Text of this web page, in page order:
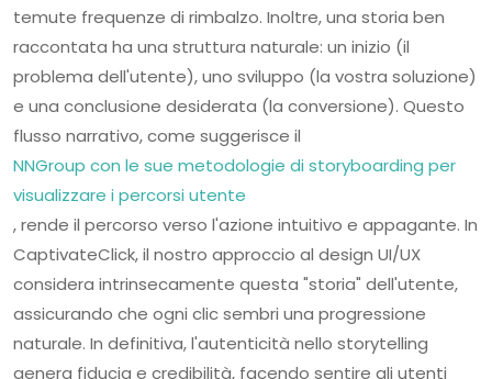
temute frequenze di rimbalzo. Inoltre, una storia ben
raccontata ha una struttura naturale: un inizio (il
problema dell'utente), uno sviluppo (la vostra soluzione)
e una conclusione desiderata (la conversione). Questo
flusso narrativo, come suggerisce il
NNGroup con le sue metodologie di storyboarding per
visualizzare i percorsi utente
, rende il percorso verso l'azione intuitivo e appagante. In
CaptivateClick, il nostro approccio al design UI/UX
considera intrinsecamente questa "storia" dell'utente,
assicurando che ogni clic sembri una progressione
naturale. In definitiva, l'autenticità nello storytelling
genera fiducia e credibilità, facendo sentire gli utenti